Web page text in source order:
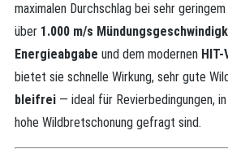
maximalen Durchschlag bei sehr
über 1.000 m/s
Energieabgabe und dem modernen
bietet sie schnelle Wirkung, sehr gute
bleifrei — ideal für Revierbedingungen,
hohe Wildbretschonung gefragt sind.